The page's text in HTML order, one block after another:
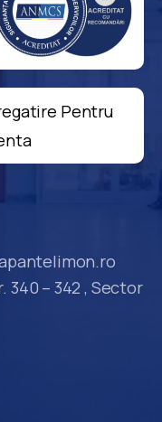
Pentru
340 – 342 , Sector